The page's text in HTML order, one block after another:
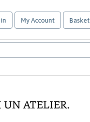
My Account Basket
UN ATELIER.